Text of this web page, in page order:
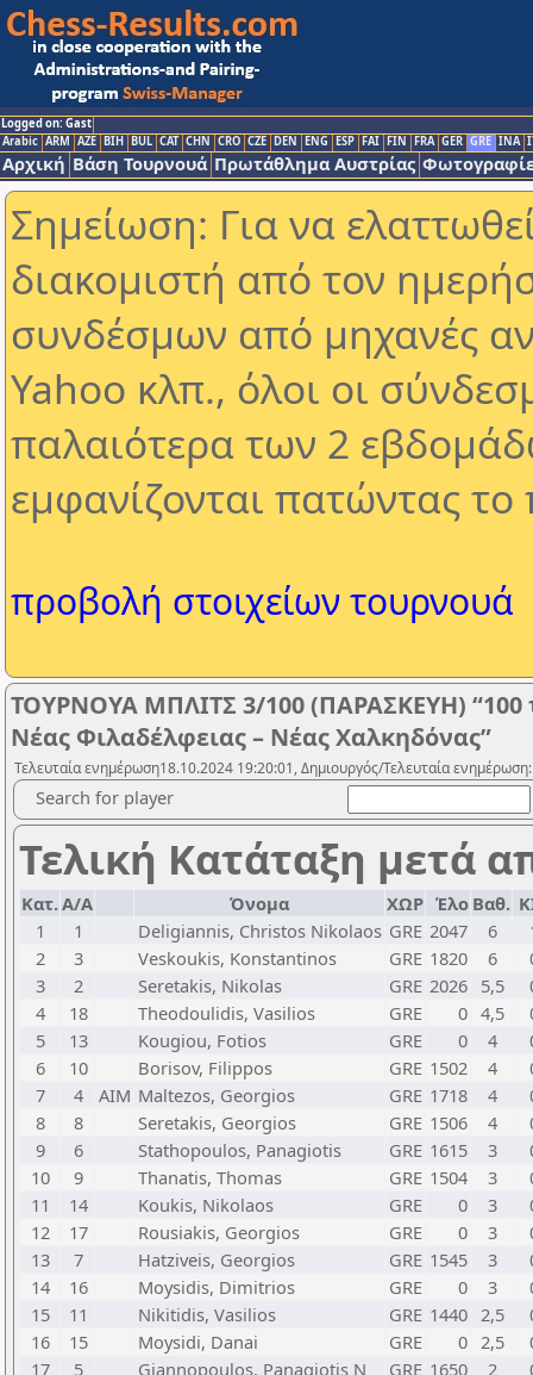
Logged on: Gast
Arabic ARM AZE BIH BUL CAT CHN CRO CZE DEN ENG ESP FAI FIN FRA GER GRE INA
Αρχική Βάση Τουρνουά Πρωτάθλημα Αυστρίας
Σημείωση: Για να
διακομιστή από τον
συνδέσμων από μηχανές
Yahoo κλπ., όλοι οι
παλαιότερα των 2
εμφανίζονται πατώντας
προβολή στοιχείων τουρνουά
ΤΟΥΡΝΟΥΑ ΜΠΛΙΤΣ 3/100 (ΠΑΡΑΣΚΕΥΗ) “100
Νέας Φιλαδέλφειας – Νέας Χαλκηδόνας”
Τελευταία ενημέρωση18.10.2024 19:20:01, Δημιουργός/Τελευταία
Search for player
Τελική Κατάταξη μετά
Κατ.Α/Α Όνομα ΧΩΡ Έλο Βαθ.
1
1 Deligiannis, Christos Nikolaos GRE 2047 6
2
3 Veskoukis, Konstantinos GRE 1820 6
3
2 Seretakis, Nikolas GRE 2026 5,5
4
18 Theodoulidis, Vasilios GRE 0 4,5
5
13 Kougiou, Fotios GRE 0 4
6
10 Borisov, Filippos GRE 1502 4
7
4 AIM Maltezos, Georgios GRE 1718 4
8
8 Seretakis, Georgios GRE 1506 4
9
6 Stathopoulos, Panagiotis GRE 1615 3
10
9 Thanatis, Thomas GRE 1504 3
11
14 Koukis, Nikolaos GRE 0 3
12
17 Rousiakis, Georgios GRE 0 3
13
7 Hatziveis, Georgios GRE 1545 3
14
16 Moysidis, Dimitrios GRE 0 3
15
11 Nikitidis, Vasilios GRE 1440 2,5
16
15 Moysidi, Danai GRE 0 2,5
17
5 Giannopoulos, Panagiotis N GRE 1650 2